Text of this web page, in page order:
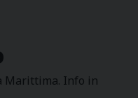
Marittima. Info in